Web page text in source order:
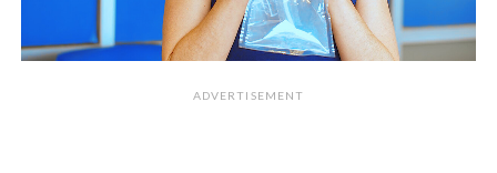
ADVERTISEMENT